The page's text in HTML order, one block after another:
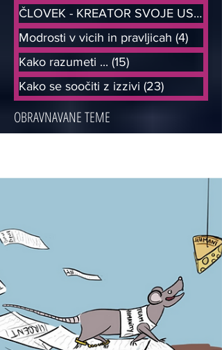
ČLOVEK - KREATOR SVOJE USODE
Modrosti v vicih in pravljicah (4)
Kako razumeti ... (15)
Kako se soočiti z izzivi (23)
OBRAVNAVANE TEME